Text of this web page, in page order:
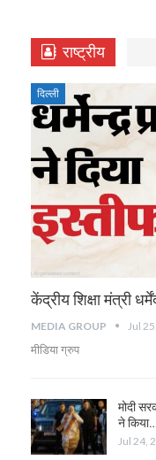
राष्ट्रीय
दिल्ली
केंद्रीय शिक्षा मंत्री
MEDIA GROUP Jul
मीडिया ग्रुप
मोदी
ने किया…
Jul 24,